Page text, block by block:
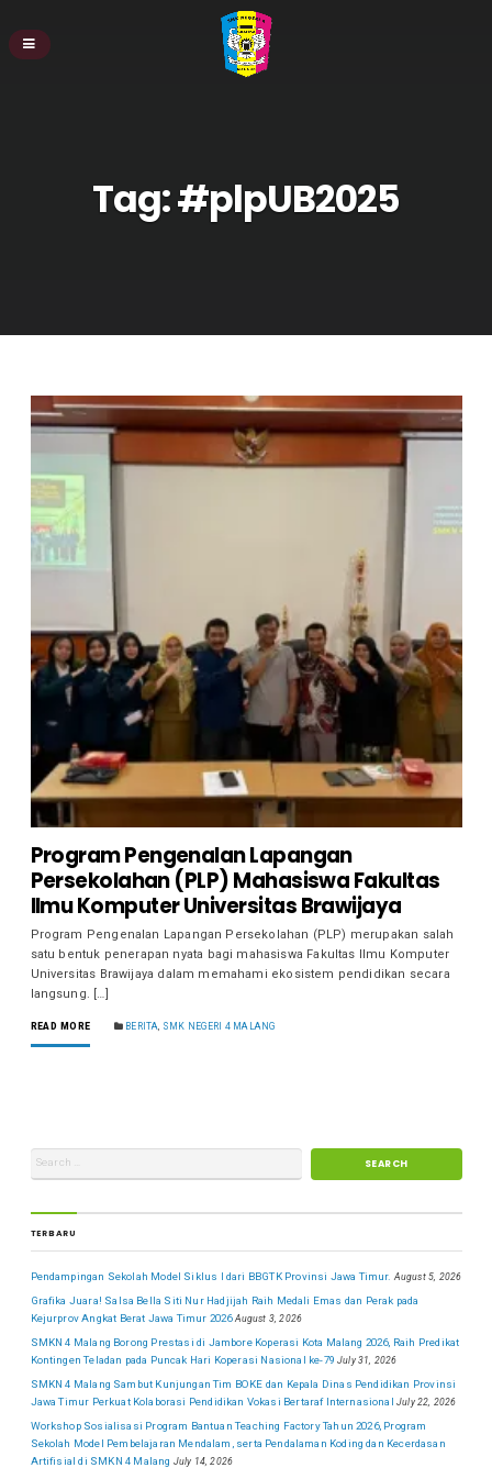
Tag:#plpUB2025
Program Pengenalan Lapangan
Persekolahan (PLP) Mahasiswa Fakultas
Ilmu Komputer Universitas Brawijaya
Program Pengenalan Lapangan Persekolahan (PLP) merupakan salah
satu bentuk penerapan nyata bagi mahasiswa Fakultas Ilmu Komputer
Universitas Brawijaya dalam memahami ekosistem pendidikan secara
langsung. […]
READ MORE BERITA SMK NEGERI 4 MALANG
TERBARU
Pendampingan Sekolah Model Siklus I dari BBGTK Provinsi Jawa Timur. August 5, 2026
Grafika Juara! Salsa Bella Siti Nur Hadjijah Raih Medali Emas dan Perak pada
Kejurprov Angkat Berat Jawa Timur 2026 August 3, 2026
SMKN 4 Malang Borong Prestasi di Jambore Koperasi Kota Malang 2026, Raih Predikat
Kontingen Teladan pada Puncak Hari Koperasi Nasional ke-79 July 31, 2026
SMKN 4 Malang Sambut Kunjungan Tim BOKE dan Kepala Dinas Pendidikan Provinsi
Jawa Timur Perkuat Kolaborasi Pendidikan Vokasi Bertaraf Internasional July 22, 2026
Workshop Sosialisasi Program Bantuan Teaching Factory Tahun 2026, Program
Sekolah Model Pembelajaran Mendalam, serta Pendalaman Koding dan Kecerdasan
Artifisial di SMKN 4 Malang July 14, 2026